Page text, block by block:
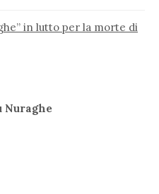
in lutto per la morte di
Nuraghe